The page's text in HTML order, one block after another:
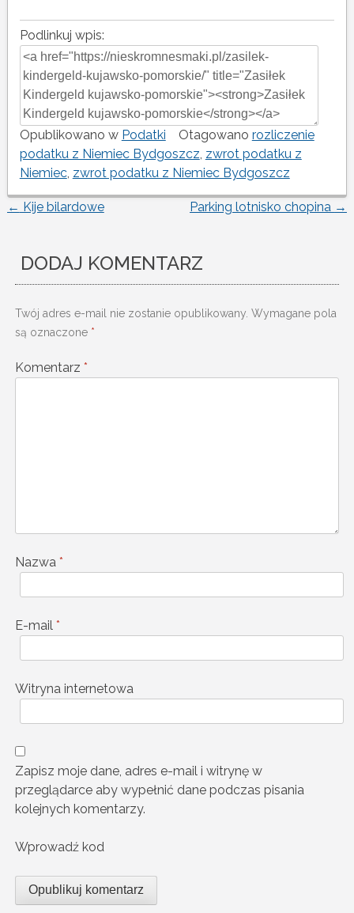
Podlinkuj wpis:
Opublikowano w Podatki Otagowano rozliczenie
podatku z Niemiec Bydgoszcz, zwrot podatku z
Niemiec, zwrot podatku z Niemiec Bydgoszcz
Nawigacja
wpisu
← Kije bilardowe Parking lotnisko chopina →
DODAJ KOMENTARZ
Twój adres e-mail nie zostanie opublikowany. Wymagane pola
są oznaczone *
Komentarz *
Nazwa *
E-mail *
Witryna internetowa
Zapisz moje dane, adres e-mail i witrynę w
przeglądarce aby wypełnić dane podczas pisania
kolejnych komentarzy.
Wprowadź kod